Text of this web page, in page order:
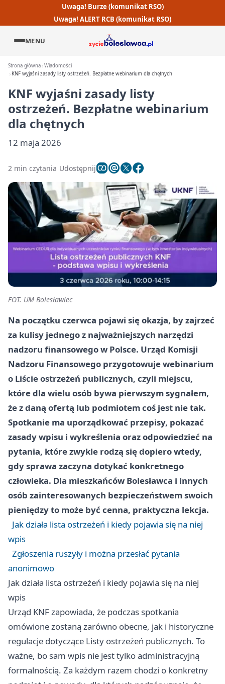
Uwaga! Burze (komunikat RSO)
Uwaga! ALERT RCB (komunikat RSO)
MENU
Strona główna Wiadomości
KNF wyjaśni zasady listy ostrzeżeń. Bezpłatne webinarium dla chętnych
KNF wyjaśni zasady listy
ostrzeżeń. Bezpłatne webinarium
dla chętnych
12 maja 2026
2 min czytania Udostępnij
FOT. UM Bolesławiec
Na początku czerwca pojawi się okazja, by zajrzeć
za kulisy jednego z najważniejszych narzędzi
nadzoru finansowego w Polsce. Urząd Komisji
Nadzoru Finansowego przygotowuje webinarium
o Liście ostrzeżeń publicznych, czyli miejscu,
które dla wielu osób bywa pierwszym sygnałem,
że z daną ofertą lub podmiotem coś jest nie tak.
Spotkanie ma uporządkować przepisy, pokazać
zasady wpisu i wykreślenia oraz odpowiedzieć na
pytania, które zwykle rodzą się dopiero wtedy,
gdy sprawa zaczyna dotykać konkretnego
człowieka. Dla mieszkańców Bolesławca i innych
osób zainteresowanych bezpieczeństwem swoich
pieniędzy to może być cenna, praktyczna lekcja.
Jak działa lista ostrzeżeń i kiedy pojawia się na niej
wpis
Zgłoszenia ruszyły i można przesłać pytania
anonimowo
Jak działa lista ostrzeżeń i kiedy pojawia się na niej
wpis
Urząd KNF zapowiada, że podczas spotkania
omówione zostaną zarówno obecne, jak i historyczne
regulacje dotyczące Listy ostrzeżeń publicznych. To
ważne, bo sam wpis nie jest tylko administracyjną
formalnością. Za każdym razem chodzi o konkretny